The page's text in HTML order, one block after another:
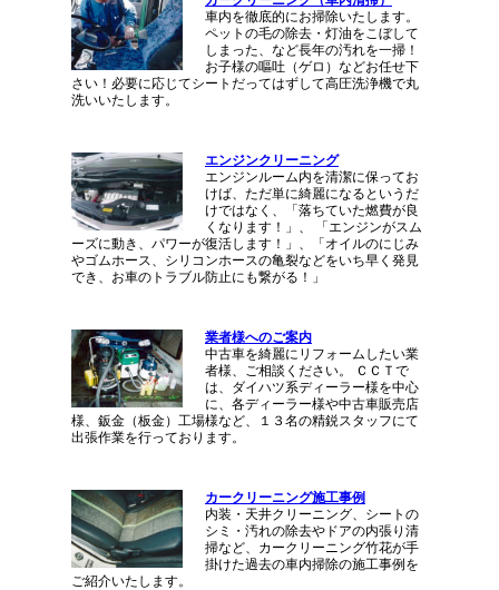
車内を徹底的にお掃除いたします。
ペットの毛の除去・灯油をこぼして
しまった、など長年の汚れを一掃！
お子様の嘔吐（ゲロ）などお任せ下
さい！必要に応じてシートだってはずして高圧洗浄機で丸
洗いいたします。
エンジンクリーニング
エンジンルーム内を清潔に保ってお
けば、ただ単に綺麗になるというだ
けではなく、「落ちていた燃費が良
くなります！」、 「エンジンがスム
ーズに動き、パワーが復活します！」、「オイルのにじみ
やゴムホース、シリコンホースの亀裂などをいち早く発見
でき、お車のトラブル防止にも繋がる！」
業者様へのご案内
中古車を綺麗にリフォームしたい業
者様、ご相談ください。 ＣＣＴで
は、ダイハツ系ディーラー様を中心
に、各ディーラー様や中古車販売店
様、鈑金（板金）工場様など、１３名の精鋭スタッフにて
出張作業を行っております。
カークリーニング施工事例
内装・天井クリーニング、シートの
シミ・汚れの除去やドアの内張り清
掃など、カークリーニング竹花が手
掛けた過去の車内掃除の施工事例を
ご紹介いたします。